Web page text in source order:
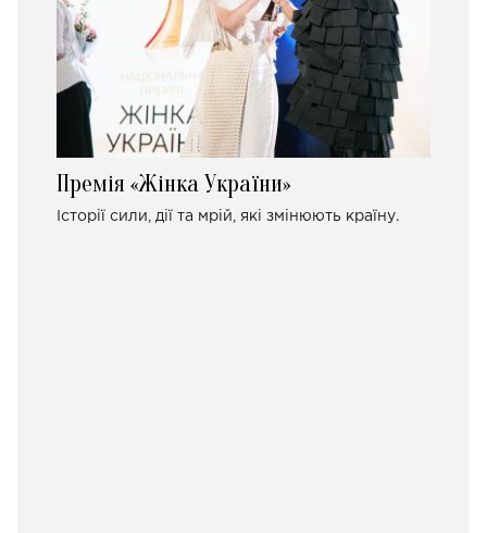
Премія «Жінка України»
Історії сили, дії та мрій, які змінюють країну.